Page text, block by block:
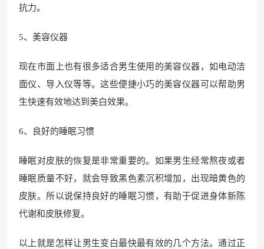
抗力。
5、美容仪器
现在市面上也有很多适合男生使用的美容仪器，如电动洁
面仪、导入仪等等。这些便捷小巧的美容仪器可以帮助男
生快速有效地达到美白效果。
6、良好的睡眠习惯
睡眠对皮肤的恢复是非常重要的。如果男生经常熬夜或者
睡眠质量不好，就会导致黑色素沉积增加，出现暗黄色的
皮肤。所以说保持良好的睡眠习惯，有助于促进身体新陈
代谢和皮肤修复。
以上就是怎样让男生变白最快最有效的几个方法。通过正